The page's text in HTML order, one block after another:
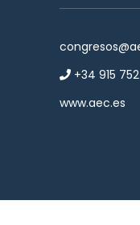
+34 915
www.aec.es